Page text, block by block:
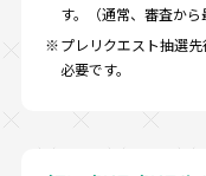
す。（通常、審査から
プレリクエスト抽選
必要です。